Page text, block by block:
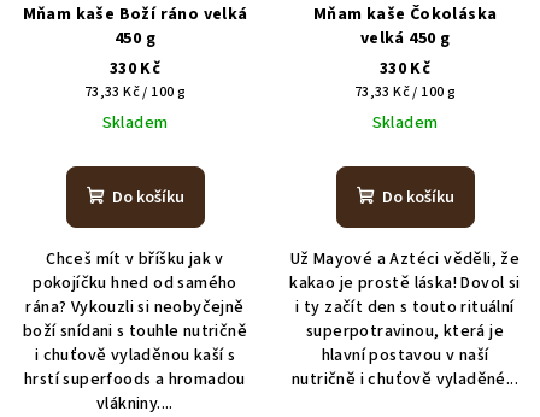
Mňam kaše Boží ráno velká
450 g
330 Kč
Měrná
cena:
73,33 Kč / 100 g
Skladem
Do košíku
Chceš mít v bříšku jak v
pokojíčku hned od samého
rána? Vykouzli si neobyčejně
boží snídani s touhle nutričně
i chuťově vyladěnou kaší s
hrstí superfoods a hromadou
vlákniny....
Mňam kaše Čokoláska
velká 450 g
330 Kč
Měrná
cena:
73,33 Kč / 100 g
Skladem
Do košíku
Už Mayové a Aztéci věděli, že
kakao je prostě láska! Dovol si
i ty začít den s touto rituální
superpotravinou, která je
hlavní postavou v naší
nutričně i chuťově vyladěné...